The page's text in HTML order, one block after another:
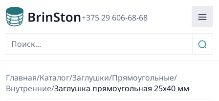
+375 29 606-68-68
Главная/Каталог/Заглушки/Прямоугольные/
Внутренние/Заглушка прямоугольная 25х40 мм